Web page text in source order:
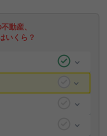
動産、
いくら？